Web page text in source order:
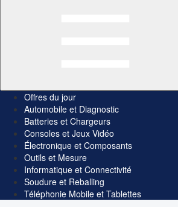
Offres du jour
Automobile et Diagnostic
Batteries et Chargeurs
Consoles et Jeux Vidéo
Électronique et Composants
Outils et Mesure
Informatique et Connectivité
Soudure et Reballing
Téléphonie Mobile et Tablettes